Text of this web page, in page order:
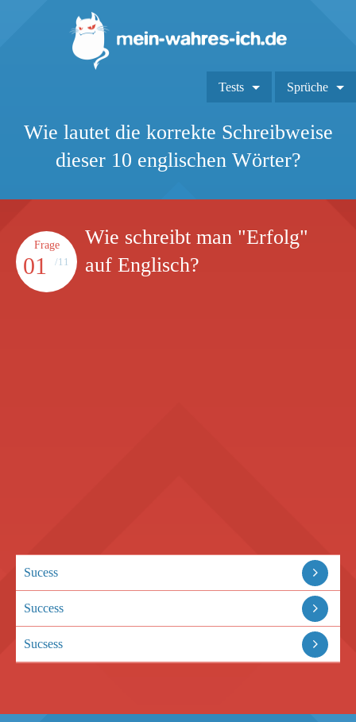
Tests Sprüche
Wie lautet die korrekte Schreibweise
dieser 10 englischen Wörter?
Frage
01 /11
Wie schreibt man "Erfolg"
auf Englisch?
Sucess
Success
Sucsess